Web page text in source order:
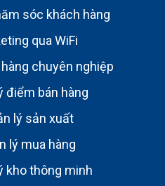
sóc khách hàng
qua WiFi
chuyên nghiệp
điểm bán hàng
lý sản xuất
lý mua hàng
kho thông minh